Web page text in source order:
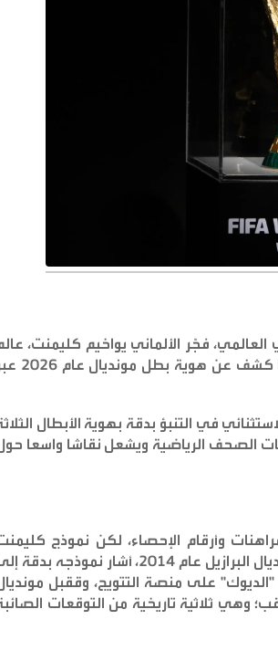
فجّر الألماني يواخيم كليمنت،
الاقتصاد ومحلل الرياضيات، مفاجأة من العيار الثقيل، بعدما كشف عن
في التنبؤ بدقة بهوية الأبطال
الصحف الرياضية ويشعل نقاشا واسعا
وأرقام الإحصاء، لكن نموذج
الرياضي فرض نفسه كمرجعية لا يمكن تجاهلها. فقبل مونديال البرازيل عام 2014، أشار نموذجه
الألمانية، وعاد في روسيا عام 2018 ليضع "الديوك" على منصة التتويج، وققبل
وهي ثلاثية تاريخية من التوقعات